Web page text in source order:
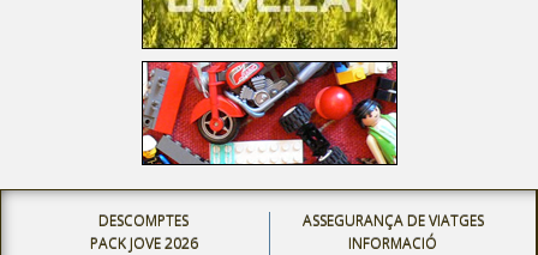
DESCOMPTES
PACK JOVE 2026
ASSEGURANÇA DE VIATGES
INFORMACIÓ